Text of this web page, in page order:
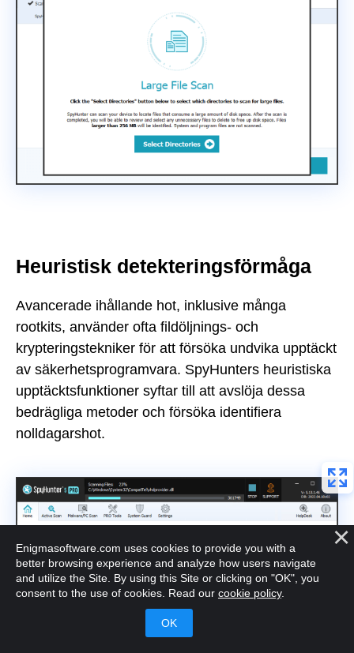
Heuristisk detekteringsförmåga
Avancerade ihållande hot, inklusive många
rootkits, använder ofta fildöljnings- och
krypteringstekniker för att försöka undvika upptäckt
av säkerhetsprogramvara. SpyHunters heuristiska
upptäcktsfunktioner syftar till att avslöja dessa
bedrägliga metoder och försöka identifiera
nolldagarshot.
Enigmasoftware.com uses cookies to provide you with a
better browsing experience and analyze how users navigate
and utilize the Site. By using this Site or clicking on "OK", you
consent to the use of cookies. Read our cookie policy.